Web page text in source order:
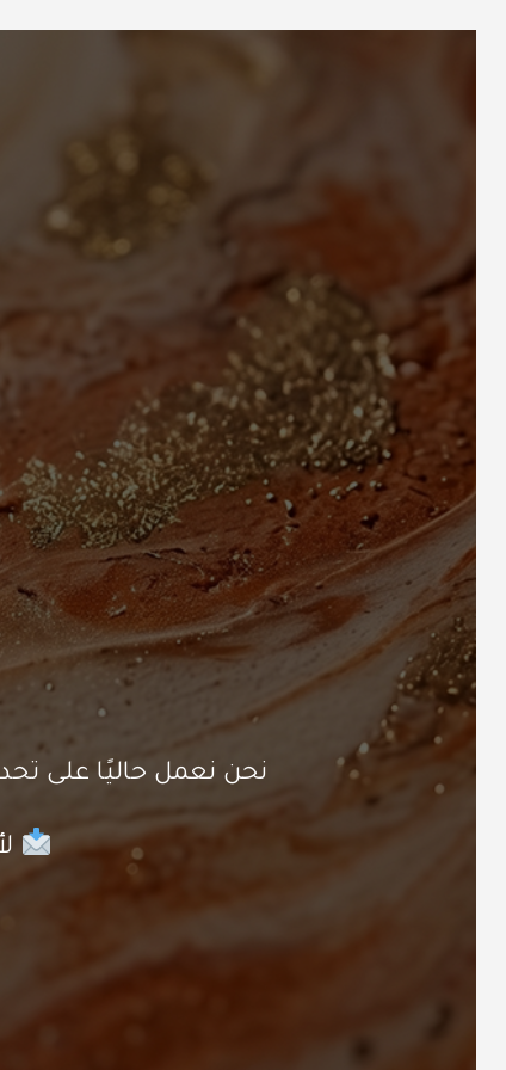
نحن نعمل حاليًا على